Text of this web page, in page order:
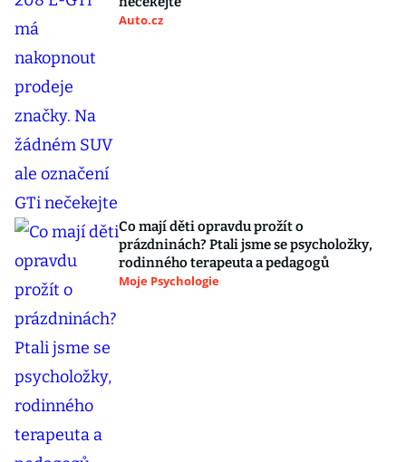
Auto.cz
Co mají děti opravdu prožít o
prázdninách? Ptali jsme se psycholožky,
rodinného terapeuta a pedagogů
Moje Psychologie